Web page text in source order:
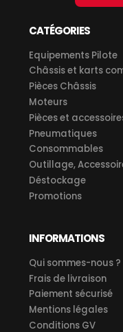
CATÉGORIES
Equipements Pilote
Châssis et karts
Pièces Châssis
Moteurs
Pièces et
Pneumatiques
Consommables
Outillage,
Déstockage
Promotions
INFORMATIONS
Qui sommes-nous ?
Frais de livraison
Paiement sécurisé
Mentions légales
Conditions GV